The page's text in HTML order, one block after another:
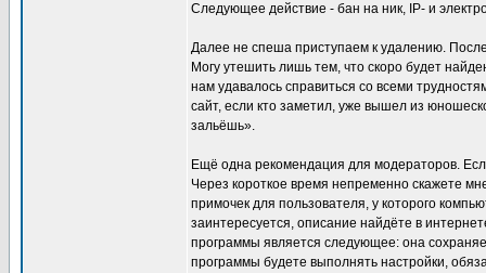
Следующее действие - бан на ник, IP- и
Далее не спеша приступаем к удалению.
Могу утешить лишь тем, что скоро будет
нам удавалось справиться со всеми
сайт, если кто заметил, уже вышел из
зальёшь».
Ещё одна рекомендация для модераторов.
Через короткое время непременно скажете
примочек для пользователя, у которого
заинтересуется, описание найдёте в
программы является следующее: она
программы будете выполнять настройки,